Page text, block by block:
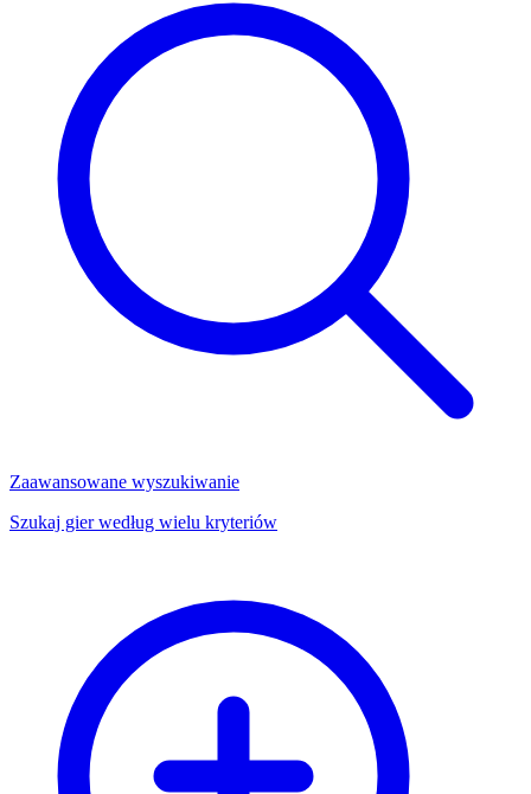
Zaawansowane wyszukiwanie
Szukaj gier według wielu kryteriów